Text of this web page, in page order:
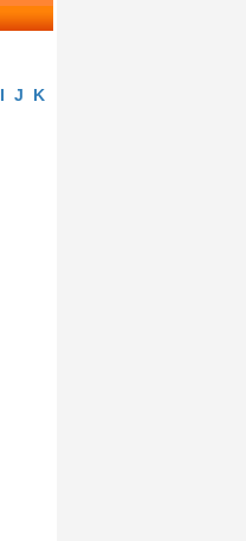
I J
K